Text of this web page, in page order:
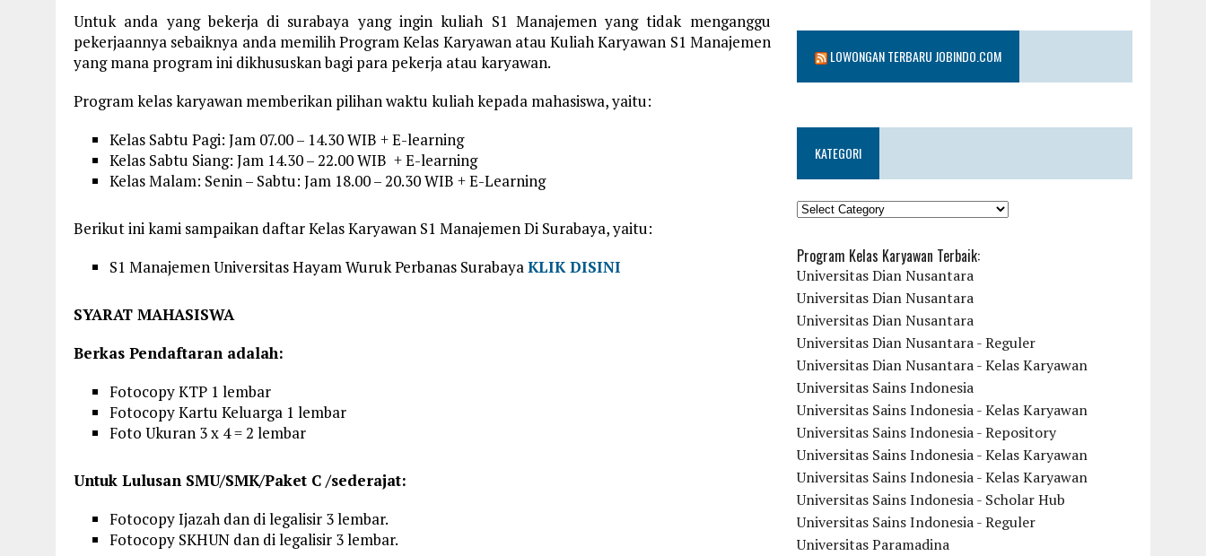
Untuk anda yang bekerja di surabaya yang ingin kuliah S1 Manajemen yang tidak menganggu
pekerjaannya sebaiknya anda memilih Program Kelas Karyawan atau Kuliah Karyawan S1 Manajemen
yang mana program ini dikhususkan bagi para pekerja atau karyawan.
Program kelas karyawan memberikan pilihan waktu kuliah kepada mahasiswa, yaitu:
Kelas Sabtu Pagi: Jam 07.00 – 14.30 WIB + E-learning
Kelas Sabtu Siang: Jam 14.30 – 22.00 WIB + E-learning
Kelas Malam: Senin – Sabtu: Jam 18.00 – 20.30 WIB + E-Learning
Berikut ini kami sampaikan daftar Kelas Karyawan S1 Manajemen Di Surabaya, yaitu:
S1 Manajemen Universitas Hayam Wuruk Perbanas SurabayaKLIK DISINI
SYARAT MAHASISWA
Berkas Pendaftaran adalah:
Fotocopy KTP 1 lembar
Fotocopy Kartu Keluarga 1 lembar
Foto Ukuran 3 x 4 = 2 lembar
Untuk Lulusan SMU/SMK/Paket C /sederajat:
Fotocopy Ijazah dan di legalisir 3 lembar.
Fotocopy SKHUN dan di legalisir 3 lembar.
LOWONGAN TERBARU JOBINDO.COM
KATEGORI
KATEGORI
Program Kelas Karyawan Terbaik:
Universitas Dian Nusantara
Universitas Dian Nusantara
Universitas Dian Nusantara
Universitas Dian Nusantara - Reguler
Universitas Dian Nusantara - Kelas Karyawan
Universitas Sains Indonesia
Universitas Sains Indonesia - Kelas Karyawan
Universitas Sains Indonesia - Repository
Universitas Sains Indonesia - Kelas Karyawan
Universitas Sains Indonesia - Kelas Karyawan
Universitas Sains Indonesia - Scholar Hub
Universitas Sains Indonesia - Reguler
Universitas Paramadina